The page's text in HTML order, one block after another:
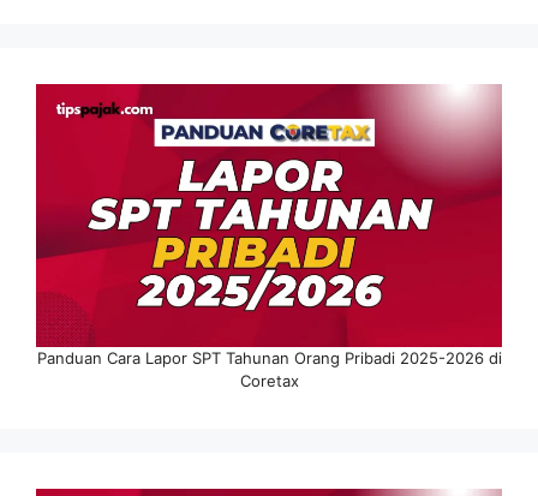
Panduan Cara Lapor SPT Tahunan Orang Pribadi 2025-2026 di
Coretax